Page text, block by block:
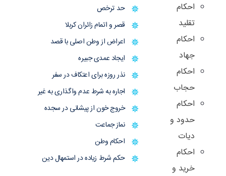
احکام
تقلید
احکام
جهاد
احکام
حجاب
احکام
حدود و
دیات
احکام
خرید و
حد ترخص
قصر و اتمام زائران کربلا
اعراض از وطن اصلی با قصد
ایجاد عمدی جبیره
نذر روزه برای اعتکاف در سفر
اجاره به شرط عدم واگذاری به غیر
خروج خون از پیشانی در سجده
نماز جماعت
احکام وطن
حکم شرط زیاده در استمهال دین